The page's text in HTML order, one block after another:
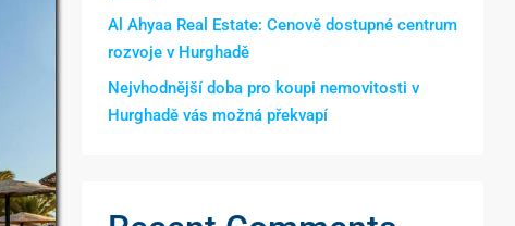
Al Ahyaa Real Estate: Cenově dostupné centrum
rozvoje v Hurghadě
Nejvhodnější doba pro koupi nemovitosti v
Hurghadě vás možná překvapí